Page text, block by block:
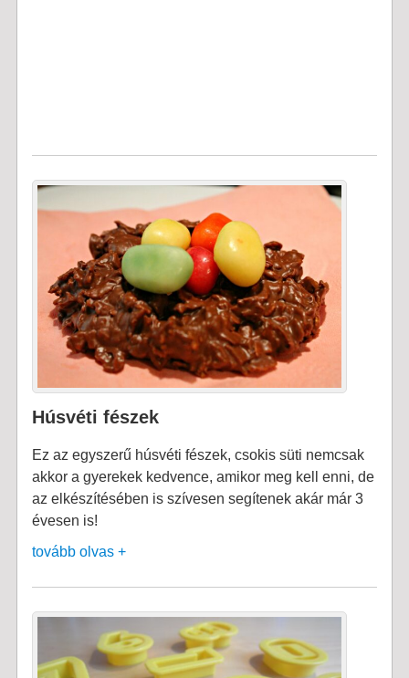
Húsvéti fészek
Ez az egyszerű húsvéti fészek, csokis süti nemcsak
akkor a gyerekek kedvence, amikor meg kell enni, de
az elkészítésében is szívesen segítenek akár már 3
évesen is!
tovább olvas +